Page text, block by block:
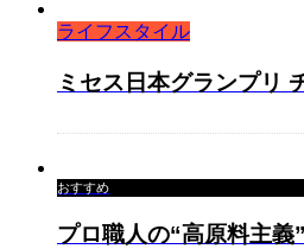
ライフスタイル
ミセス日本グランプリ
おすすめ
プロ職人の“高原料主